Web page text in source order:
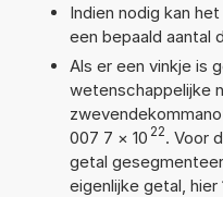
Indien nodig kan
een bepaald aantal
Als er een vinkje is
wetenschappelijke
007 7 × 10 22. Voor
getal
eigenlijke getal, hier